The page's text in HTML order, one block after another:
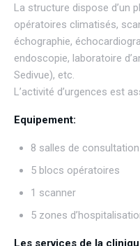
La structure dispose d’un
opératoires climatisés,
échographie,
endoscopie, laboratoire
Sedivue), etc.
L’activité d’urgences est
Equipement:
8 salles de consultation
5 blocs opératoires
1 scanner
5 zones
Les services de la